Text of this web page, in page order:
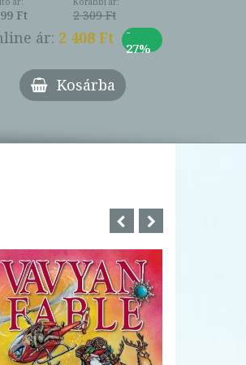
Ft 2 309 Ft
ár: 2 408 Ft
-
27%
Kosárba